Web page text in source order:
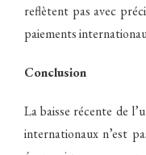
reflètent pas avec
paiements
Conclusion
La baisse récente de
internationaux n’est